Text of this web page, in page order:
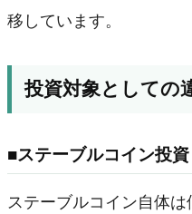
移しています。
投資対象としての
■ステーブルコイン投資
ステーブルコイン自体